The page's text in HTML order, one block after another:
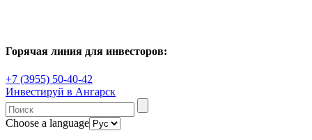
Горячая линия для инвесторов:
+7 (3955) 50-40-42
Инвестируй в Ангарск
Choose a language